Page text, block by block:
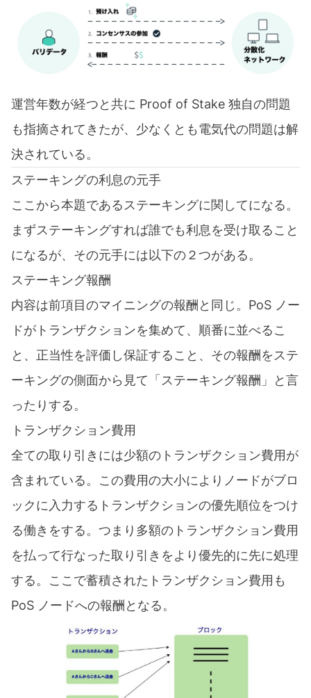
運営年数が経つと共に Proof of Stake 独自の問題
も指摘されてきたが、少なくとも電気代の問題は解
決されている。
ステーキングの利息の元手
ここから本題であるステーキングに関してになる。
まずステーキングすれば誰でも利息を受け取ること
になるが、その元手には以下の２つがある。
ステーキング報酬
内容は前項目のマイニングの報酬と同じ。PoS ノー
ドがトランザクションを集めて、順番に並べるこ
と、正当性を評価し保証すること、その報酬をステ
ーキングの側面から見て「ステーキング報酬」と言
ったりする。
トランザクション費用
全ての取り引きには少額のトランザクション費用が
含まれている。この費用の大小によりノードがブロ
ックに入力するトランザクションの優先順位をつけ
る働きをする。つまり多額のトランザクション費用
を払って行なった取り引きをより優先的に先に処理
する。ここで蓄積されたトランザクション費用も
PoS ノードへの報酬となる。